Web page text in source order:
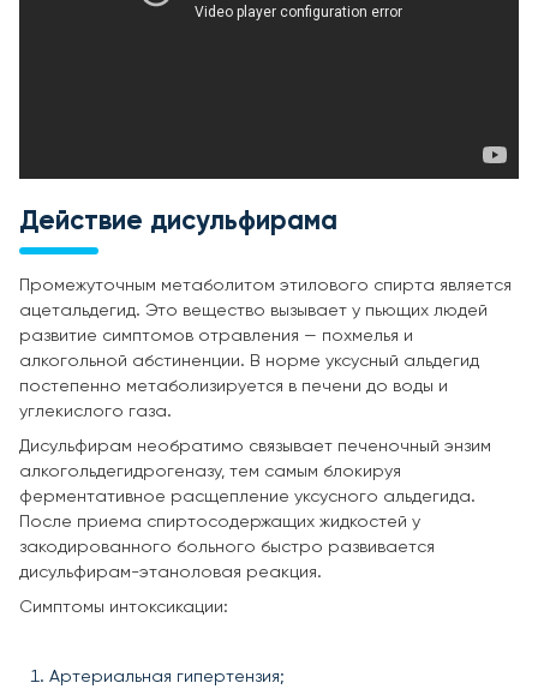
Действие дисульфирама
Промежуточным метаболитом этилового спирта является
ацетальдегид. Это вещество вызывает у пьющих людей
развитие симптомов отравления — похмелья и
алкогольной абстиненции. В норме уксусный альдегид
постепенно метаболизируется в печени до воды и
углекислого газа.
Дисульфирам необратимо связывает печеночный энзим
алкогольдегидрогеназу, тем самым блокируя
ферментативное расщепление уксусного альдегида.
После приема спиртосодержащих жидкостей у
закодированного больного быстро развивается
дисульфирам-этаноловая реакция.
Симптомы интоксикации:
Артериальная гипертензия;